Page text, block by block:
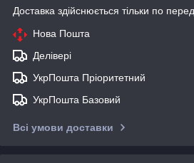
Доставка здійснюється тільки по
Нова Пошта
Делівері
УкрПошта Пріоритетний
УкрПошта Базовий
Всі умови доставки